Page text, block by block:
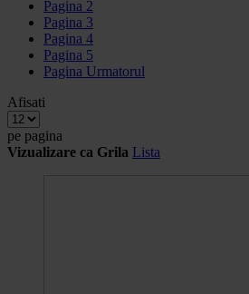
Pagina 2
Pagina 3
Pagina 4
Pagina 5
Pagina Urmatorul
Afisati
pe pagina
Vizualizare ca Grila Lista